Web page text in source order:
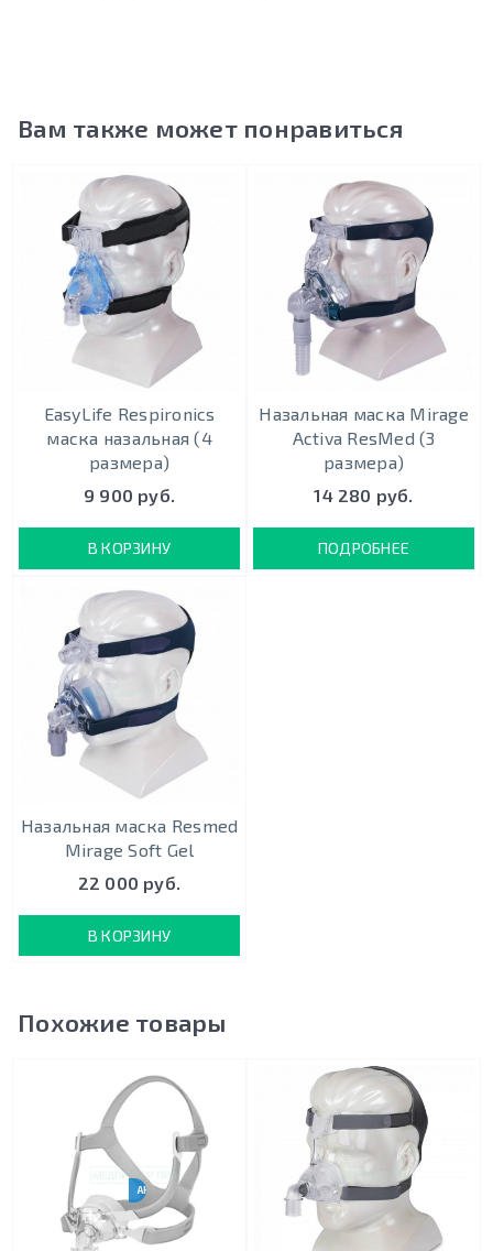
Вам также может понравиться
EasyLife Respironics
маска назальная (4
размера)
9 900 руб.
В КОРЗИНУ
Назальная маска Mirage
Activa ResMed (3
размера)
14 280 руб.
ПОДРОБНЕЕ
Назальная маска Resmed
Mirage Soft Gel
22 000 руб.
В КОРЗИНУ
Похожие товары
АНАЛОГ RESMED N20